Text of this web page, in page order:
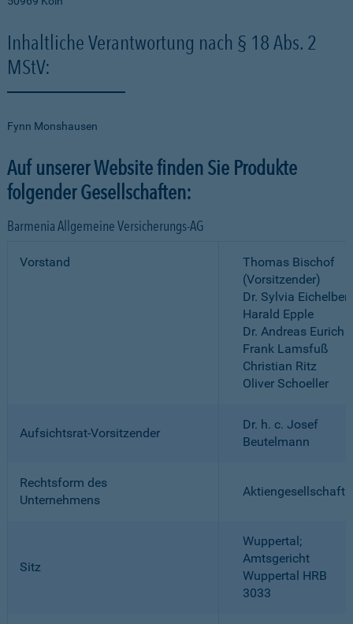
Inhaltliche Verantwortung nach § 18 Abs. 2
MStV:
Fynn Monshausen
Auf unserer Website finden Sie Produkte
folgender Gesellschaften:
Barmenia Allgemeine Versicherungs-AG
Vorstand
Thomas Bischof
(Vorsitzender)
Dr. Sylvia
Harald Epple
Dr. Andreas Eurich
Frank Lamsfuß
Christian Ritz
Oliver Schoeller
Aufsichtsrat-Vorsitzender
Dr. h. c. Josef
Beutelmann
Rechtsform des
Unternehmens
Aktiengesellschaft
Sitz
Wuppertal;
Amtsgericht
Wuppertal HRB
3033